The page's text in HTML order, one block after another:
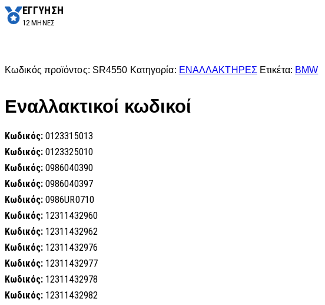
ΕΓΓΥΗΣΗ
12 ΜΗΝΕΣ
Κωδικός προϊόντος: SR4550 Κατηγορία: ΕΝΑΛΛΑΚΤΗΡΕΣ Ετικέτα: BMW
Εναλλακτικοί κωδικοί
Κωδικός: 0123315013
Κωδικός: 0123325010
Κωδικός: 0986040390
Κωδικός: 0986040397
Κωδικός: 0986UR0710
Κωδικός: 12311432960
Κωδικός: 12311432962
Κωδικός: 12311432976
Κωδικός: 12311432977
Κωδικός: 12311432978
Κωδικός: 12311432982